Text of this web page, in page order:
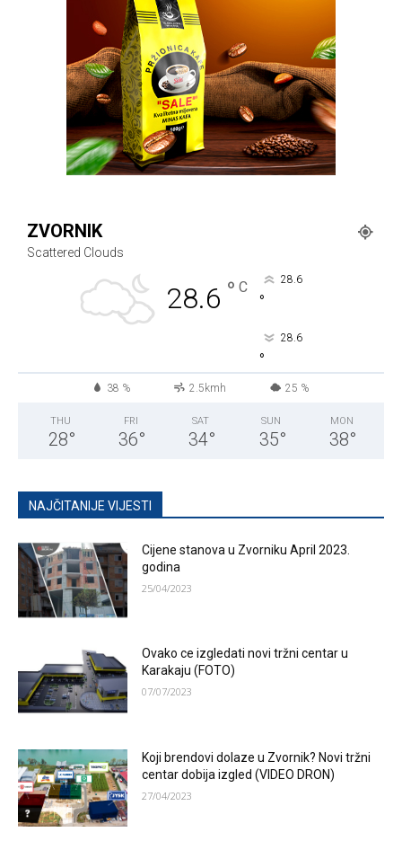
ZVORNIK
Scattered Clouds
28.6 ° C 28.6
°
28.6
°
38 % 2.5kmh 25 %
THU
28°
FRI
36°
SAT
34°
SUN
35°
MON
38°
NAJČITANIJE VIJESTI
Cijene stanova u Zvorniku April 2023.
godina
25/04/2023
Ovako ce izgledati novi tržni centar u
Karakaju (FOTO)
07/07/2023
Koji brendovi dolaze u Zvornik? Novi tržni
centar dobija izgled (VIDEO DRON)
27/04/2023